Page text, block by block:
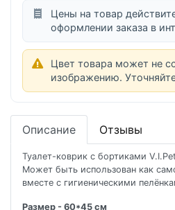
Цены на товар
оформлении заказа в
Цвет товара может не
изображению.
Описание Отзывы
Туалет-коврик с бортиками
Может быть использован как
вместе с гигиеническими
Размер - 60*45 см